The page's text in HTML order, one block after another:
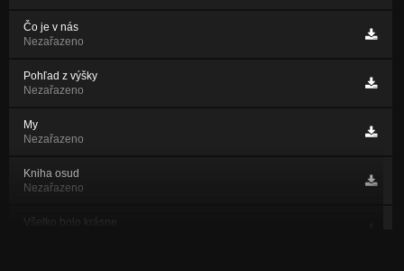
Čo je v nás
Nezařazeno
Pohľad z výšky
Nezařazeno
My
Nezařazeno
Kniha osud
Nezařazeno
Všetko bolo krásne